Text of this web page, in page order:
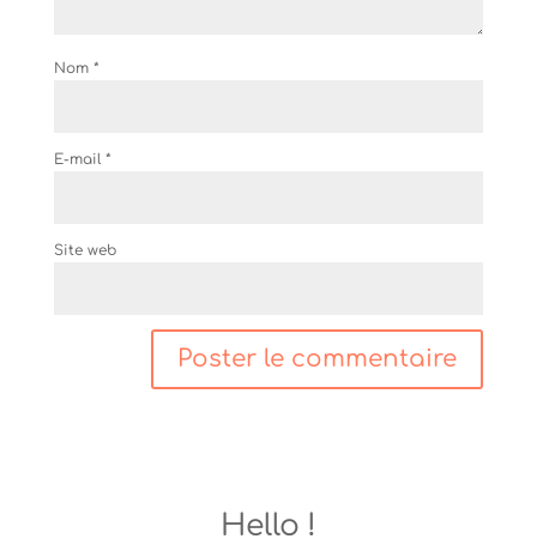
Nom *
E-mail *
Site web
Hello !